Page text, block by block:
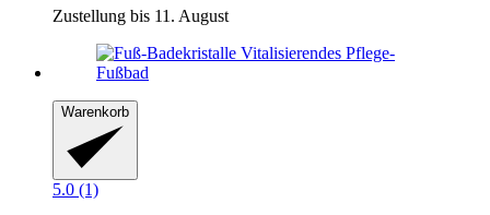
Zustellung bis 11. August
Warenkorb
5.0 (1)